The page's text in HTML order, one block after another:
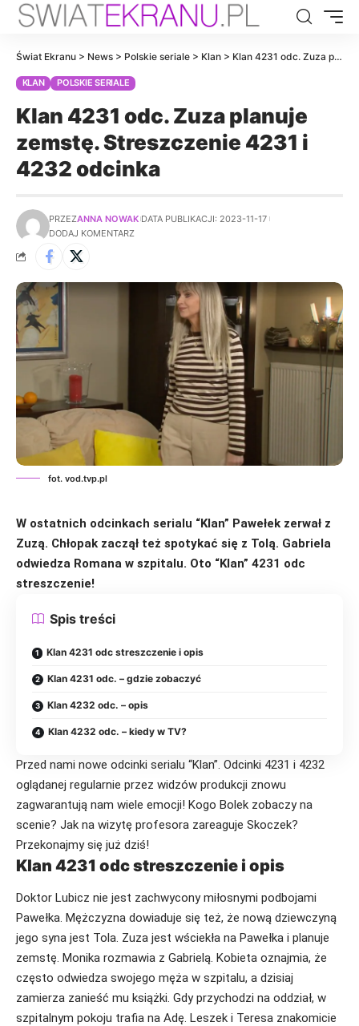
Świat Ekranu > News > Polskie seriale > Klan > Klan 4231 odc. Zuza planuje zemstę. Streszczenie 4231 i 4232 odcinka
KLAN POLSKIE SERIALE
Klan 4231 odc. Zuza planuje
zemstę. Streszczenie 4231 i
4232 odcinka
PRZEZANNA NOWAK DATA PUBLIKACJI: 2023-11-17
DODAJ KOMENTARZ
fot. vod.tvp.pl
W ostatnich odcinkach serialu “Klan” Pawełek zerwał z
Zuzą. Chłopak zaczął też spotykać się z Tolą. Gabriela
odwiedza Romana w szpitalu. Oto “Klan” 4231 odc
streszczenie!
Spis treści
Klan 4231 odc streszczenie i opis
Klan 4231 odc. – gdzie zobaczyć
Klan 4232 odc. – opis
Klan 4232 odc. – kiedy w TV?
Przed nami nowe odcinki serialu “Klan”. Odcinki 4231 i 4232
oglądanej regularnie przez widzów produkcji znowu
zagwarantują nam wiele emocji! Kogo Bolek zobaczy na
scenie? Jak na wizytę profesora zareaguje Skoczek?
Przekonajmy się już dziś!
Klan 4231 odc streszczenie i opis
Doktor Lubicz nie jest zachwycony miłosnymi podbojami
Pawełka. Mężczyzna dowiaduje się też, że nową dziewczyną
jego syna jest Tola. Zuza jest wściekła na Pawełka i planuje
zemstę. Monika rozmawia z Gabrielą. Kobieta oznajmia, że
często odwiedza swojego męża w szpitalu, a dzisiaj
zamierza zanieść mu książki. Gdy przychodzi na oddział, w
szpitalnym pokoju trafia na Adę. Leszek i Teresa znakomicie